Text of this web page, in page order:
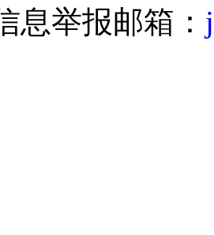
息举报邮箱：